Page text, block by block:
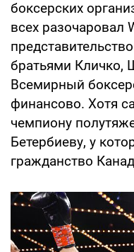
боксерских
всех разочаровал
братьями Кличко,
Всемирный
финансово. Хотя
чемпиону
Бетербиеву, у
гражданство